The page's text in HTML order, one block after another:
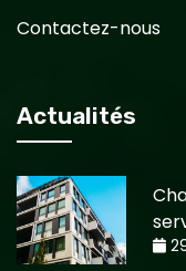
Contactez-nous
Actualités